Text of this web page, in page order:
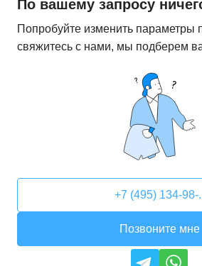
По вашему запросу
Попробуйте изменить параметры
свяжитесь с нами, мы подберем
+7 (495) 134-98-
Позвоните мне